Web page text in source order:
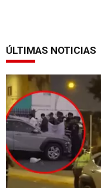
ÚLTIMAS NOTICIAS